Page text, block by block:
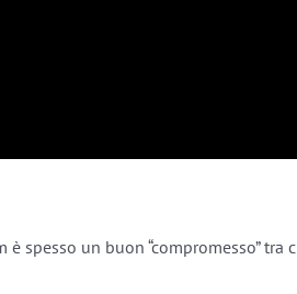
è spesso un buon “compromesso”